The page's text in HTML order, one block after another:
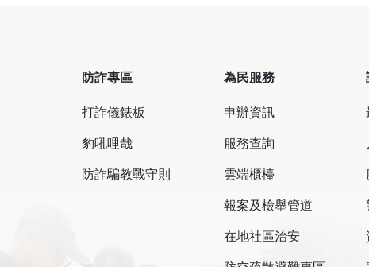
防詐專區
打詐儀錶板
豹吼哩哉
防詐騙教戰守則
為民服務
申辦資訊
服務查詢
雲端櫃檯
報案及檢舉管道
在地社區治安